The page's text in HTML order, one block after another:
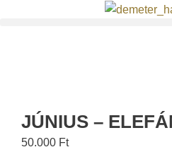
JÚNIUS –
50.000 Ft